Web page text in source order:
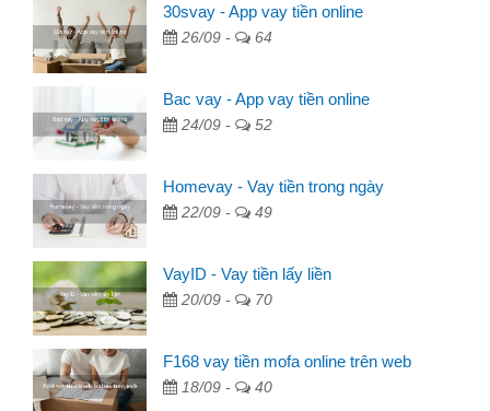
30svay - App vay tiền online
26/09 - 64
Bac vay - App vay tiền online
24/09 - 52
Homevay - Vay tiền trong ngày
22/09 - 49
VayID - Vay tiền lấy liền
20/09 - 70
F168 vay tiền mofa online trên web
18/09 - 40